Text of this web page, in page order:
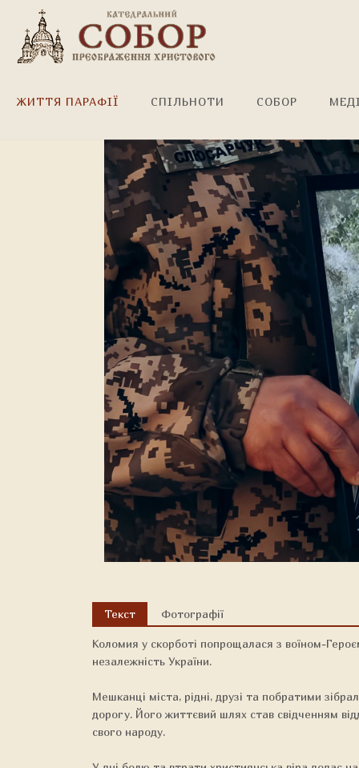
ЖИТТЯ ПАРАФІЇ СПІЛЬНОТИ СОБОР
Текст Фотографії
Коломия у скорботі попрощалася з воїном-
незалежність України.
Мешканці міста, рідні, друзі та побратими
дорогу. Його життєвий шлях став свідченням
свого народу.